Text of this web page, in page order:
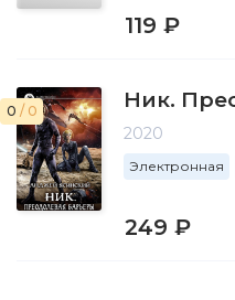
119 ₽
0 / 0 Ник.
2020
Электронная
249 ₽